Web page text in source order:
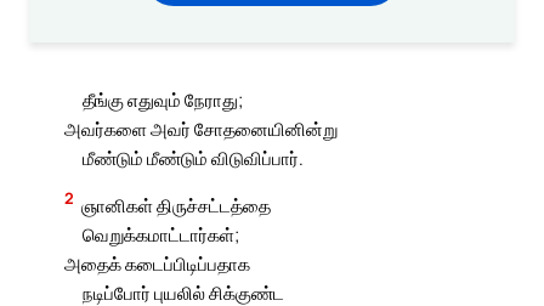
தீங்கு எதுவும் நேராது;
அவர்களை அவர் சோதனையினின்று
மீண்டும் மீண்டும் விடுவிப்பார்.
2 ஞானிகள் திருச்சட்டத்தை
வெறுக்கமாட்டார்கள்;
அதைக் கடைப்பிடிப்பதாக
நடிப்போர் புயலில் சிக்குண்ட